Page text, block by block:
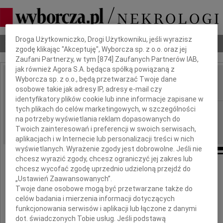
Nekrologi Odeszli Poradnik pogrzebowy
IMIĘ I NAZWISKO: Aldona Górecka
REGION: Kraków
DATA EMISJI: 16.02.2023
Dbamy o Twoją prywatność
Droga Użytkowniczko, Drogi Użytkowniku, jeśli wyrazisz
zgodę klikając "Akceptuję", Wyborcza sp. z o.o. oraz jej
Zaufani Partnerzy, w tym [874] Zaufanych Partnerów IAB,
jak również Agora S.A. będąca spółką powiązaną z
Wyborcza sp. z o.o., będą przetwarzać Twoje dane
osobowe takie jak adresy IP, adresy e-mail czy
identyfikatory plików cookie lub inne informacje zapisane w
tych plikach do celów marketingowych, w szczególności
na potrzeby wyświetlania reklam dopasowanych do
Twoich zainteresowań i preferencji w swoich serwisach,
aplikacjach i w Internecie lub personalizacji treści w nich
wyświetlanych. Wyrażenie zgody jest dobrowolne. Jeśli nie
chcesz wyrazić zgody, chcesz ograniczyć jej zakres lub
chcesz wycofać zgodę uprzednio udzieloną przejdź do
„Ustawień Zaawansowanych”.
Twoje dane osobowe mogą być przetwarzane także do
celów badania i mierzenia informacji dotyczących
funkcjonowania serwisów i aplikacji lub łączone z danymi
dot. świadczonych Tobie usług. Jeśli podstawą